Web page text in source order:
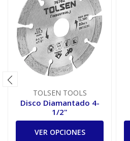
TOLSEN TOOLS
Disco Diamantado 4-
1/2"
VER OPCIONES